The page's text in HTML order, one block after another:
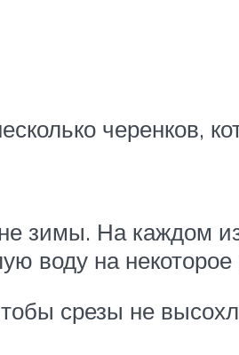
черенков,
зимы. На каждом
воду на
срезы не